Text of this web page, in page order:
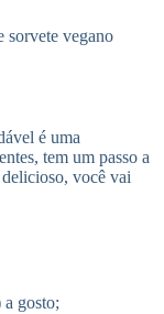
sorvete vegano
é uma
tem um passo a
delicioso, você vai
a gosto;